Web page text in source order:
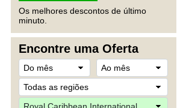
Os melhores descontos de último
minuto.
Encontre uma Oferta